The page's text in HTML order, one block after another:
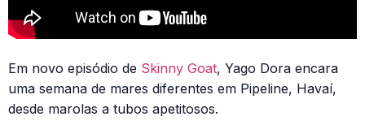
Em novo episódio de Skinny Goat, Yago Dora encara
uma semana de mares diferentes em Pipeline, Havaí,
desde marolas a tubos apetitosos.